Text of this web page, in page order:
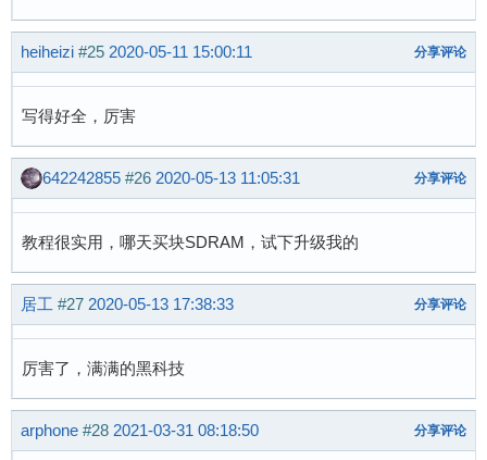
heiheizi #25 2020-05-11 15:00:11 分享评论
写得好全，厉害
642242855 #26 2020-05-13 11:05:31 分享评论
教程很实用，哪天买块SDRAM，试下升级我的
居工 #27 2020-05-13 17:38:33 分享评论
厉害了，满满的黑科技
arphone #28 2021-03-31 08:18:50 分享评论